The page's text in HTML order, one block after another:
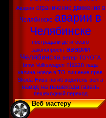
Аварии ограничение движения в
Челябинске аварии в
Челябинске
пострадали дети осаго
законопроект аварии
Челябинска ветер TOYOTA
bmw Volkswagen nissan лада
калина новое в ТО лишение прав
Skoda Нива погиб водитель волга
наезд на пешехода газель
пешеходный переход
Веб мастеру